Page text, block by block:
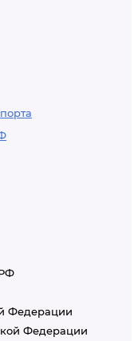
Федерации
Федерации
будет
на
в
о
лице,
в